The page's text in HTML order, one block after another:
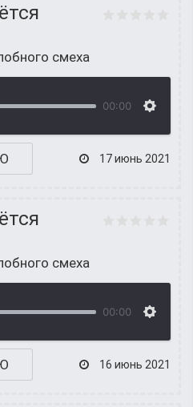
смеха
00:00
17 июнь 2021
смеха
00:00
16 июнь 2021